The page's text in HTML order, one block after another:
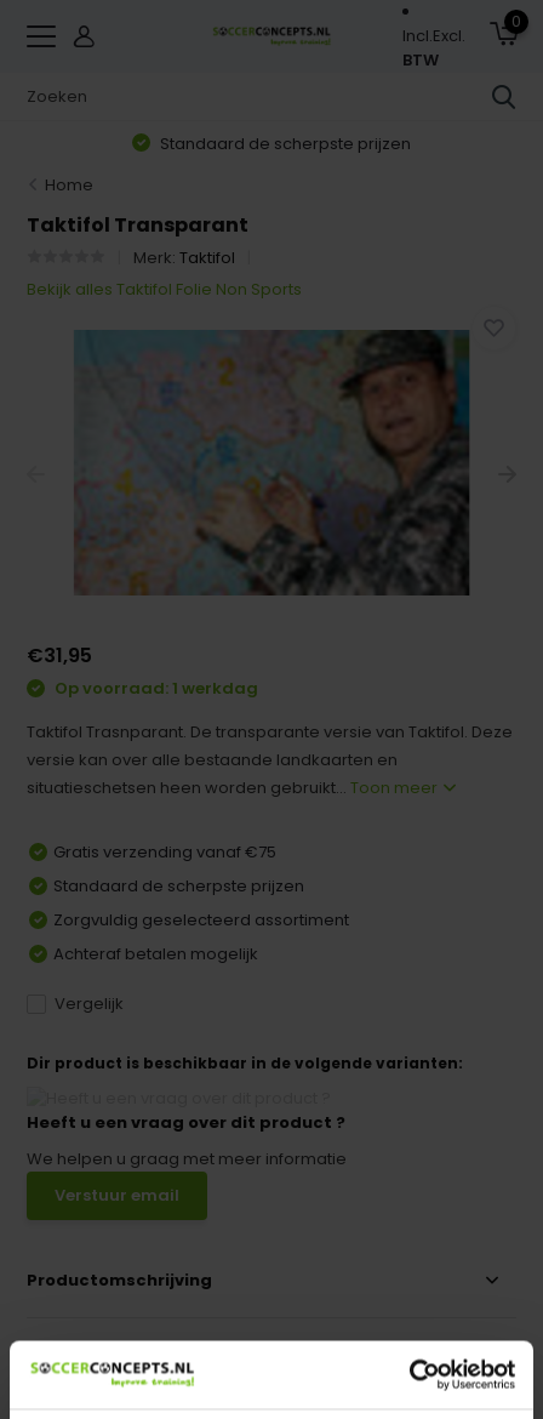
Incl.Excl.
BTW
0
Standaard de scherpste prijzen
Home
Taktifol Transparant
Merk:Taktifol
Bekijk alles Taktifol Folie Non Sports
€31,95
Op voorraad: 1 werkdag
Taktifol Trasnparant. De transparante versie van Taktifol. Deze
versie kan over alle bestaande landkaarten en
situatieschetsen heen worden gebruikt...Toon meer
Gratis verzending vanaf €75
Standaard de scherpste prijzen
Zorgvuldig geselecteerd assortiment
Achteraf betalen mogelijk
Vergelijk
Dir product is beschikbaar in de volgende varianten:
Heeft u een vraag over dit product ?
We helpen u graag met meer informatie
Verstuur email
Productomschrijving